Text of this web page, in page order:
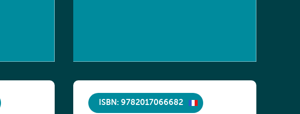
ISBN: 9782017066682